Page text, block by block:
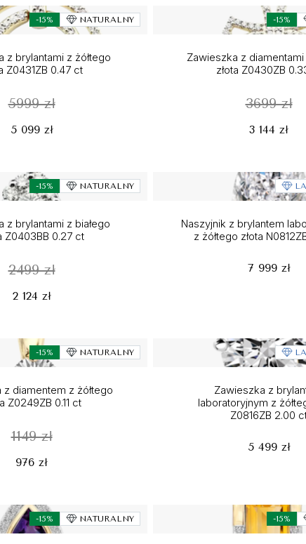
-15% NATURALNY
z brylantami z żółtego
Z0431ZB 0.47 ct
5999 zł
5 099 zł
-15%
Zawieszka z diamentami
złota Z0430ZB
3699 zł
3 144 zł
-15% NATURALNY
z brylantami z białego
Z0403BB 0.27 ct
2499 zł
2 124 zł
Naszyjnik z brylantem
z żółtego złota
7 999 zł
-15% NATURALNY
z diamentem z żółtego
Z0249ZB 0.11 ct
1149 zł
976 zł
Zawieszka z
laboratoryjnym z
Z0816ZB 2.00
5 499 zł
-15% NATURALNY -15%